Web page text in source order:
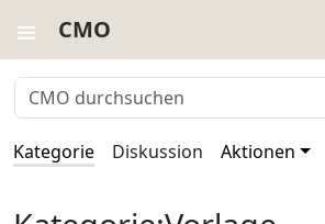
CMO
Kategorie Diskussion Aktionen